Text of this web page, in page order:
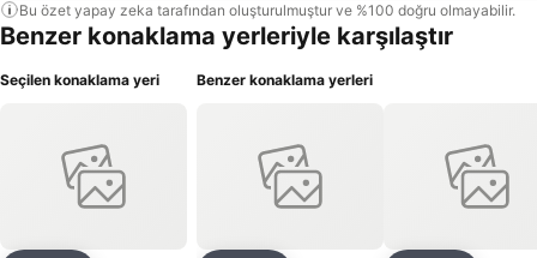
Bu özet yapay zeka tarafından oluşturulmuştur ve %100 doğru olmayabilir.
Benzer konaklama yerleriyle karşılaştır
Seçilen konaklama yeri Benzer konaklama yerleri